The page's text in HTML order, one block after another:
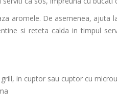
aromele. De asemenea, ajuta
si reteta calda in timpul
in cuptor sau cuptor cu